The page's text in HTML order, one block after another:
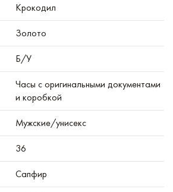
Крокодил
Золото
Б/У
Часы с оригинальными документами
и коробкой
Мужские/унисекс
36
Сапфир